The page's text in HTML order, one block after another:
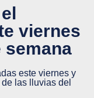
viernes
semana
este viernes y
las lluvias del